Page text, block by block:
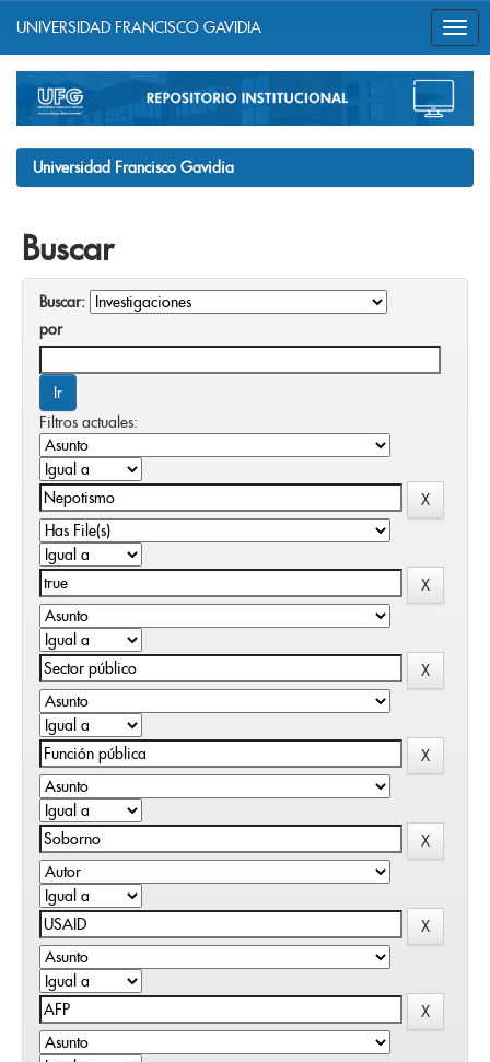
navigation
UNIVERSIDAD FRANCISCO GAVIDIA
Universidad Francisco Gavidia
Buscar
Buscar:
por
Filtros actuales: